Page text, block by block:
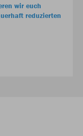
wir euch
reduzierten